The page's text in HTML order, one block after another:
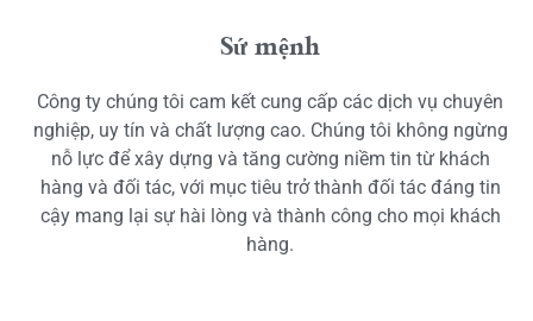
Sứ mệnh
Công ty chúng tôi cam kết cung cấp các dịch vụ chuyên
nghiệp, uy tín và chất lượng cao. Chúng tôi không ngừng
nỗ lực để xây dựng và tăng cường niềm tin từ khách
hàng và đối tác, với mục tiêu trở thành đối tác đáng tin
cậy mang lại sự hài lòng và thành công cho mọi khách
hàng.